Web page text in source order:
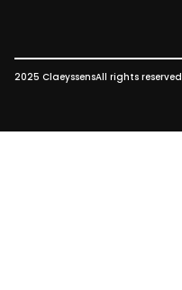
2025 ClaeyssensAll rights reserved